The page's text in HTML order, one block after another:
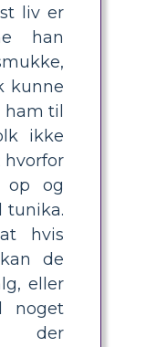
liv er
han
kunne
til
ikke
hvorfor
op og
tunika.
hvis
de
eller
noget
der